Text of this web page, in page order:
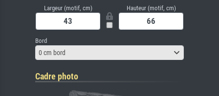
Largeur (motif, cm) Hauteur (motif, cm)
Bord
0 cm bord
Cadre photo